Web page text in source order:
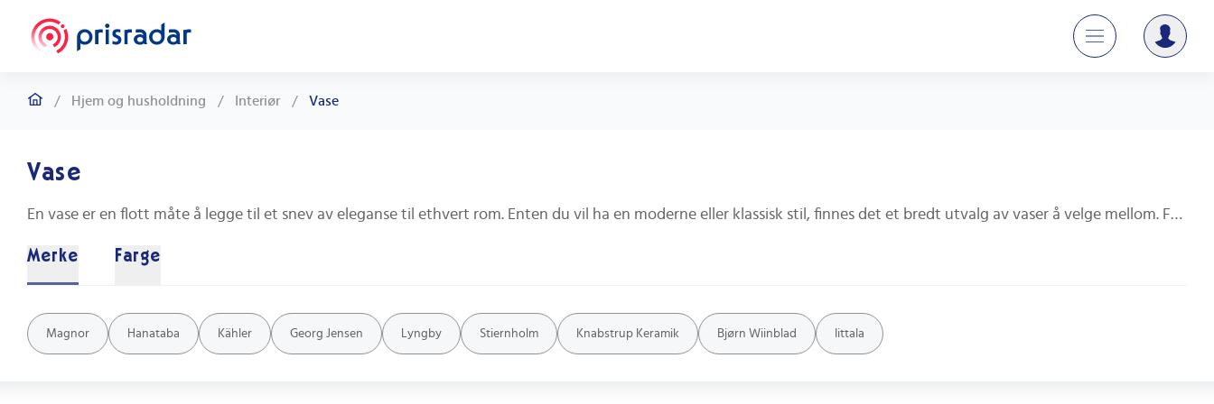
/ Hjem og husholdning / Interiør / Vase
Vase
En vase er en flott måte å legge til et snev av eleganse til ethvert rom. Enten du vil ha en moderne eller klassisk stil, finnes det et bredt utvalg av vaser å velge mellom. Fra keramikk til glass, finn den perfekte vasen som passer til din smak og budsjett. Legg til et friskt blomsterarrangement for å fullføre utseendet og skape en varm og innbydende atmosfære i hjemmet ditt.
Merke Farge
Magnor Hanataba Kähler Georg Jensen Lyngby Stiernholm Knabstrup Keramik Bjørn Wiinblad Iittala
Hvit
Svart
Grønn
Blå
Transparent
Brun
Grå
Rød
Sølv